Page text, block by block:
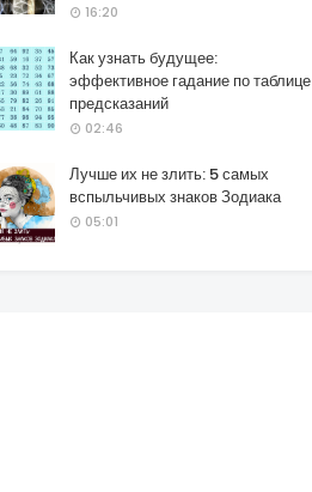
16:20
Как узнать будущее:
эффективное гадание по таблице
предсказаний
02:46
Лучше их не злить: 5 самых
вспыльчивых знаков Зодиака
05:01